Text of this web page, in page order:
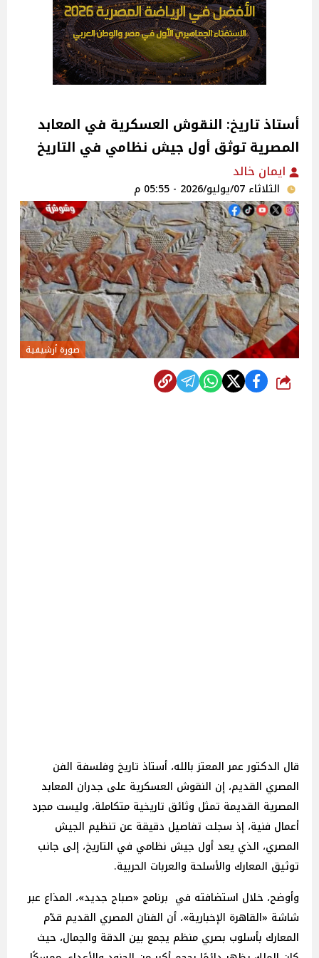
أستاذ تاريخ: النقوش العسكرية في المعابد
المصرية توثق أول جيش نظامي في التاريخ
ايمان خالد
الثلاثاء 07/يوليو/2026 - 05:55 م
صورة أرشيفية
شارك
قال الدكتور عمر المعتز بالله، أستاذ تاريخ وفلسفة الفن
المصري القديم، إن النقوش العسكرية على جدران المعابد
المصرية القديمة تمثل وثائق تاريخية متكاملة، وليست مجرد
أعمال فنية، إذ سجلت تفاصيل دقيقة عن تنظيم الجيش
المصري، الذي يعد أول جيش نظامي في التاريخ، إلى جانب
توثيق المعارك والأسلحة والعربات الحربية.
وأوضح، خلال استضافته في برنامج «صباح جديد»، المذاع عبر
شاشة «القاهرة الإخبارية»، أن الفنان المصري القديم قدّم
المعارك بأسلوب بصري منظم يجمع بين الدقة والجمال، حيث